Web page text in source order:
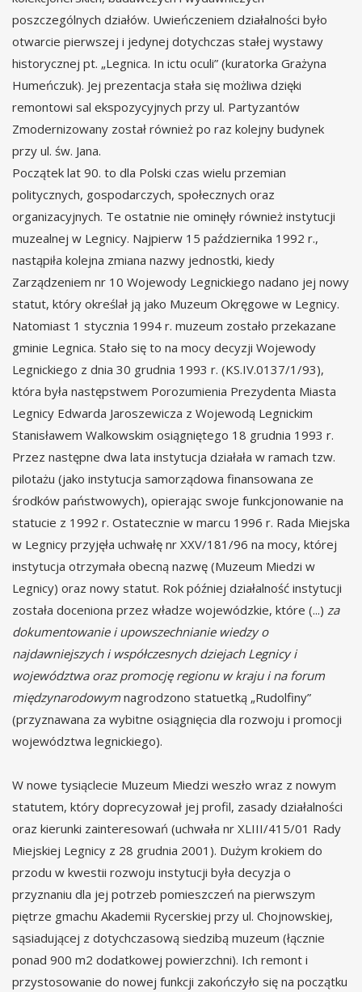
poszczególnych działów. Uwieńczeniem działalności było
otwarcie pierwszej i jedynej dotychczas stałej wystawy
historycznej pt. „Legnica. In ictu oculi” (kuratorka Grażyna
Humeńczuk). Jej prezentacja stała się możliwa dzięki
remontowi sal ekspozycyjnych przy ul. Partyzantów
Zmodernizowany został również po raz kolejny budynek
przy ul. św. Jana.
Początek lat 90. to dla Polski czas wielu przemian
politycznych, gospodarczych, społecznych oraz
organizacyjnych. Te ostatnie nie ominęły również instytucji
muzealnej w Legnicy. Najpierw 15 października 1992 r.,
nastąpiła kolejna zmiana nazwy jednostki, kiedy
Zarządzeniem nr 10 Wojewody Legnickiego nadano jej nowy
statut, który określał ją jako Muzeum Okręgowe w Legnicy.
Natomiast 1 stycznia 1994 r. muzeum zostało przekazane
gminie Legnica. Stało się to na mocy decyzji Wojewody
Legnickiego z dnia 30 grudnia 1993 r. (KS.IV.0137/1/93),
która była następstwem Porozumienia Prezydenta Miasta
Legnicy Edwarda Jaroszewicza z Wojewodą Legnickim
Stanisławem Walkowskim osiągniętego 18 grudnia 1993 r.
Przez następne dwa lata instytucja działała w ramach tzw.
pilotażu (jako instytucja samorządowa finansowana ze
środków państwowych), opierając swoje funkcjonowanie na
statucie z 1992 r. Ostatecznie w marcu 1996 r. Rada Miejska
w Legnicy przyjęła uchwałę nr XXV/181/96 na mocy, której
instytucja otrzymała obecną nazwę (Muzeum Miedzi w
Legnicy) oraz nowy statut. Rok później działalność instytucji
została doceniona przez władze wojewódzkie, które (...) za
dokumentowanie i upowszechnianie wiedzy o
najdawniejszych i współczesnych dziejach Legnicy i
województwa oraz promocję regionu w kraju i na forum
międzynarodowym nagrodzono statuetką „Rudolfiny”
(przyznawana za wybitne osiągnięcia dla rozwoju i promocji
województwa legnickiego).
W nowe tysiąclecie Muzeum Miedzi weszło wraz z nowym
statutem, który doprecyzował jej profil, zasady działalności
oraz kierunki zainteresowań (uchwała nr XLIII/415/01 Rady
Miejskiej Legnicy z 28 grudnia 2001). Dużym krokiem do
przodu w kwestii rozwoju instytucji była decyzja o
przyznaniu dla jej potrzeb pomieszczeń na pierwszym
piętrze gmachu Akademii Rycerskiej przy ul. Chojnowskiej,
sąsiadującej z dotychczasową siedzibą muzeum (łącznie
ponad 900 m2 dodatkowej powierzchni). Ich remont i
przystosowanie do nowej funkcji zakończyło się na początku